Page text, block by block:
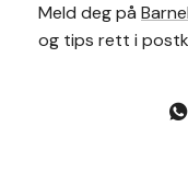
Meld deg på
og tips rett i